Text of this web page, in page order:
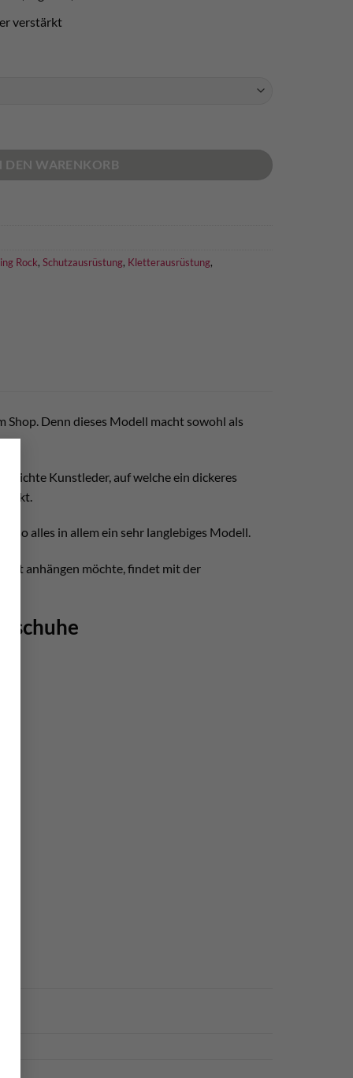
verstärkt
DEN WARENKORB
Rock, Schutzausrüstung, Kletterausrüstung,
Shop. Denn dieses Modell macht sowohl als
Kunstleder, auf welche ein dickeres
alles in allem ein sehr langlebiges Modell.
anhängen möchte, findet mit der